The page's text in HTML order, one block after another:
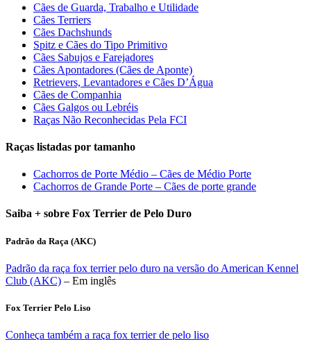
Cães de Guarda, Trabalho e Utilidade
Cães Terriers
Cães Dachshunds
Spitz e Cães do Tipo Primitivo
Cães Sabujos e Farejadores
Cães Apontadores (Cães de Aponte)
Retrievers, Levantadores e Cães D’Água
Cães de Companhia
Cães Galgos ou Lebréis
Raças Não Reconhecidas Pela FCI
Raças listadas por tamanho
Cachorros de Porte Médio – Cães de Médio Porte
Cachorros de Grande Porte – Cães de porte grande
Saiba + sobre Fox Terrier de Pelo Duro
Padrão da Raça (AKC)
Padrão da raça fox terrier pelo duro na versão do American Kennel
Club (AKC) – Em inglês
Fox Terrier Pelo Liso
Conheça também a raça fox terrier de pelo liso